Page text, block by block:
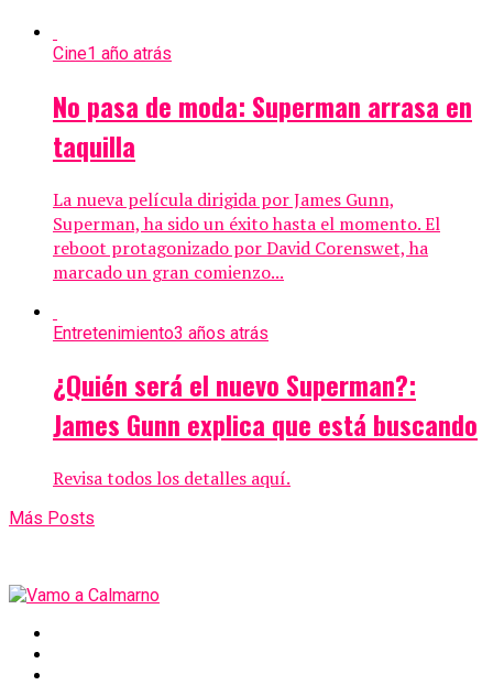
Cine1 año atrás
No pasa de moda: Superman arrasa en
taquilla
La nueva película dirigida por James Gunn,
Superman, ha sido un éxito hasta el momento. El
reboot protagonizado por David Corenswet, ha
marcado un gran comienzo...
Entretenimiento3 años atrás
¿Quién será el nuevo Superman?:
James Gunn explica que está buscando
Revisa todos los detalles aquí.
Más Posts